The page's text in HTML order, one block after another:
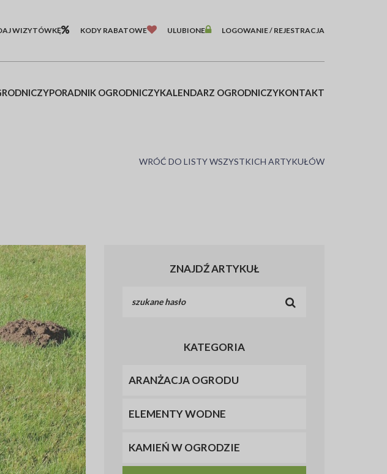
WIZYTÓWKĘ KODY RABATOWE ULUBIONE LOGOWANIE / REJESTRACJA
PORADNIK OGRODNICZYKALENDARZ OGRODNICZYKONTAKT
WRÓĆ DO LISTY WSZYSTKICH ARTYKUŁÓW
ZNAJDŹ ARTYKUŁ
KATEGORIA
ARANŻACJA OGRODU
ELEMENTY WODNE
KAMIEŃ W OGRODZIE